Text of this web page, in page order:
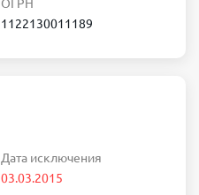
ОГРН
1122130011189
Дата исключения
03.03.2015